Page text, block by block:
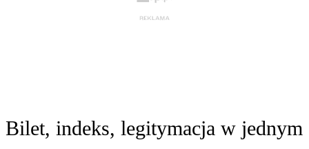
Bilet, indeks, legitymacja w jednym